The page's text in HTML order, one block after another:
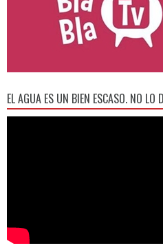
EL AGUA ES UN BIEN ESCASO. NO LO